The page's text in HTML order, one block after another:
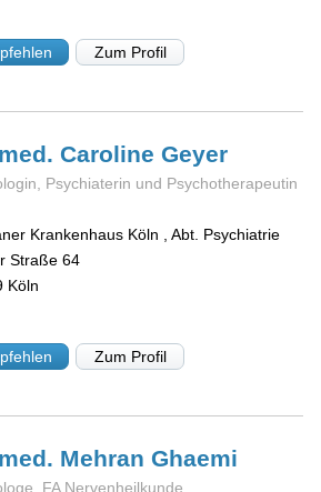
Zum Profil
CarolineGeyer
Psychiaterin und Psychotherapeutin
Krankenhaus Köln , Abt. Psychiatrie
Straße 64
Köln
Zum Profil
MehranGhaemi
FA Nervenheilkunde